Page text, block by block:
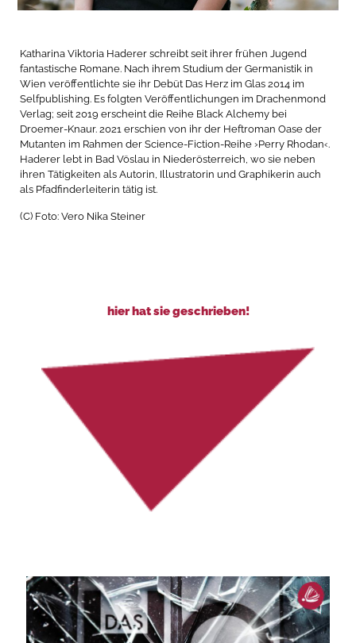
Katharina Viktoria Haderer schreibt seit ihrer frühen Jugend
fantastische Romane. Nach ihrem Studium der Germanistik in
Wien veröffentlichte sie ihr Debüt Das Herz im Glas 2014 im
Selfpublishing. Es folgten Veröffentlichungen im Drachenmond
Verlag; seit 2019 erscheint die Reihe Black Alchemy bei
Droemer-Knaur. 2021 erschien von ihr der Heftroman Oase der
Mutanten im Rahmen der Science-Fiction-Reihe ›Perry Rhodan‹.
Haderer lebt in Bad Vöslau in Niederösterreich, wo sie neben
ihren Tätigkeiten als Autorin, Illustratorin und Graphikerin auch
als Pfadfinderleiterin tätig ist.
(C) Foto: Vero Nika Steiner
hier hat sie geschrieben!